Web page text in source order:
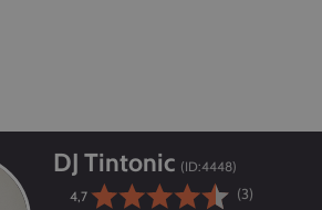
DJ Tintonic (ID:4448)
4,7
(3)